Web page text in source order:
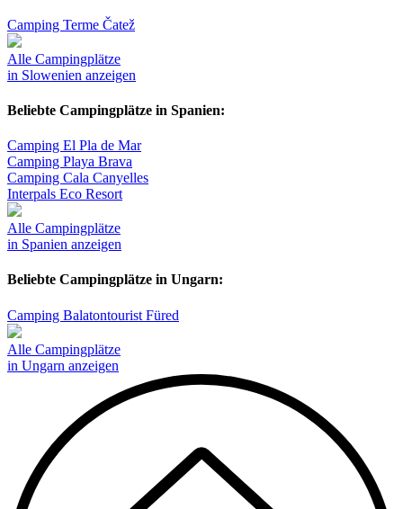
Camping Terme Čatež
Alle Campingplätze
in Slowenien anzeigen
Beliebte Campingplätze in Spanien:
Camping El Pla de Mar
Camping Playa Brava
Camping Cala Canyelles
Interpals Eco Resort
Alle Campingplätze
in Spanien anzeigen
Beliebte Campingplätze in Ungarn:
Camping Balatontourist Füred
Alle Campingplätze
in Ungarn anzeigen